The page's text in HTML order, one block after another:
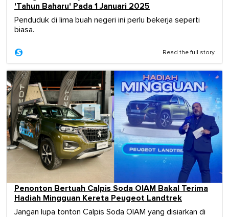
'Tahun Baharu' Pada 1 Januari 2025
Penduduk di lima buah negeri ini perlu bekerja seperti
biasa.
Read the full story
Penonton Bertuah Calpis Soda OIAM Bakal Terima
Hadiah Mingguan Kereta Peugeot Landtrek
Jangan lupa tonton Calpis Soda OIAM yang disiarkan di